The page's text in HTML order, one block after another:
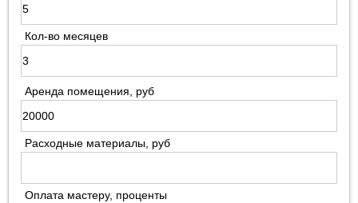
Кол-во месяцев
Аренда помещения, руб
Расходные материалы, руб
Оплата мастеру, проценты